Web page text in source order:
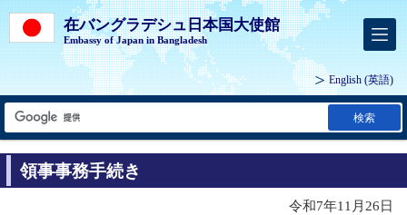
在バングラデシュ日本国大使館
Embassy of Japan in Bangladesh
English (英語)
検索
領事事務手続き
令和7年11月26日